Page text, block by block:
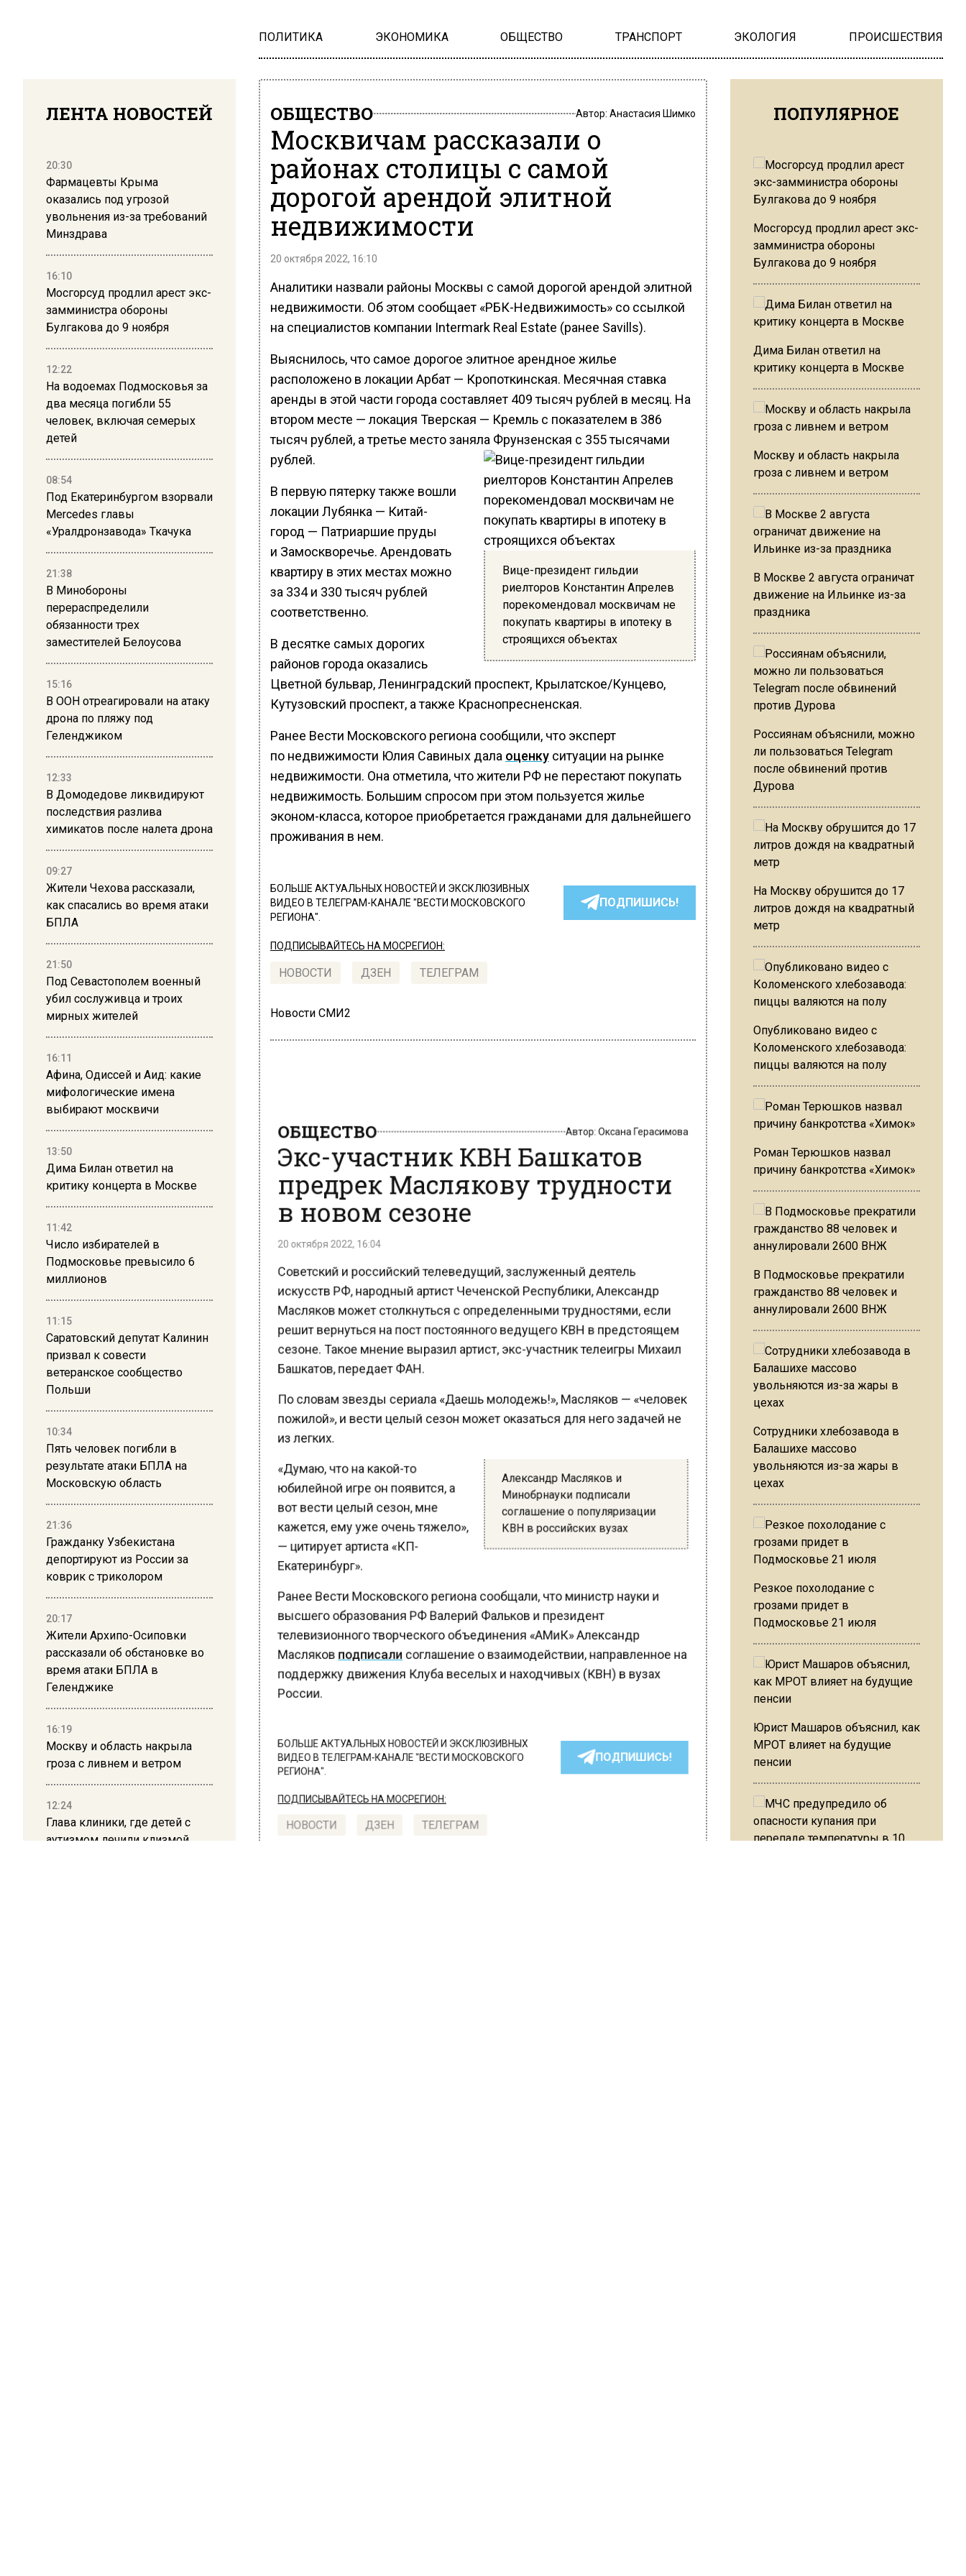
ПОЛИТИКА ЭКОНОМИКА ОБЩЕСТВО ТРАНСПОРТ ЭКОЛОГИЯ ПРОИСШЕСТВИЯ
ЛЕНТА НОВОСТЕЙ
20:30
Фармацевты Крыма
оказались под угрозой
увольнения из-за требований
Минздрава
16:10
Мосгорсуд продлил арест экс-
замминистра обороны
Булгакова до 9 ноября
12:22
На водоемах Подмосковья за
два месяца погибли 55
человек, включая семерых
детей
08:54
Под Екатеринбургом взорвали
Mercedes главы
«Уралдронзавода» Ткачука
21:38
В Минобороны
перераспределили
обязанности трех
заместителей Белоусова
15:16
В ООН отреагировали на атаку
дрона по пляжу под
Геленджиком
12:33
В Домодедове ликвидируют
последствия разлива
химикатов после налета дрона
09:27
Жители Чехова рассказали,
как спасались во время атаки
БПЛА
21:50
Под Севастополем военный
убил сослуживца и троих
мирных жителей
16:11
Афина, Одиссей и Аид: какие
мифологические имена
выбирают москвичи
13:50
Дима Билан ответил на
критику концерта в Москве
11:42
Число избирателей в
Подмосковье превысило 6
миллионов
11:15
Саратовский депутат Калинин
призвал к совести
ветеранское сообщество
Польши
10:34
Пять человек погибли в
результате атаки БПЛА на
Московскую область
21:36
Гражданку Узбекистана
депортируют из России за
коврик с триколором
20:17
Жители Архипо-Осиповки
рассказали об обстановке во
время атаки БПЛА в
Геленджике
16:19
Москву и область накрыла
гроза с ливнем и ветром
12:24
Глава клиники, где детей с
аутизмом лечили клизмой,
ОБЩЕСТВО Автор: Анастасия Шимко
Москвичам рассказали о
районах столицы с самой
дорогой арендой элитной
недвижимости
20 октября 2022, 16:10
Аналитики назвали районы Москвы с самой дорогой арендой элитной
недвижимости. Об этом сообщает «РБК-Недвижимость» со ссылкой
на специалистов компании Intermark Real Estate (ранее Savills).
Выяснилось, что самое дорогое элитное арендное жилье
расположено в локации Арбат — Кропоткинская. Месячная ставка
аренды в этой части города составляет 409 тысяч рублей в месяц. На
втором месте — локация Тверская — Кремль с показателем в 386
тысяч рублей, а третье место заняла Фрунзенская с 355 тысячами
рублей.
Вице-президент гильдии
риелторов Константин Апрелев
порекомендовал москвичам не
покупать квартиры в ипотеку в
строящихся объектах
В первую пятерку также вошли
локации Лубянка — Китай-
город — Патриаршие пруды
и Замоскворечье. Арендовать
квартиру в этих местах можно
за 334 и 330 тысяч рублей
соответственно.
В десятке самых дорогих
районов города оказались
Цветной бульвар, Ленинградский проспект, Крылатское/Кунцево,
Кутузовский проспект, а также Краснопресненская.
Ранее Вести Московского региона сообщили, что эксперт
по недвижимости Юлия Савиных дала оценкуситуации на рынке
недвижимости. Она отметила, что жители РФ не перестают покупать
недвижимость. Большим спросом при этом пользуется жилье
эконом-класса, которое приобретается гражданами для дальнейшего
проживания в нем.
БОЛЬШЕ АКТУАЛЬНЫХ НОВОСТЕЙ И ЭКСКЛЮЗИВНЫХ
ВИДЕО В ТЕЛЕГРАМ-КАНАЛЕ "ВЕСТИ МОСКОВСКОГО
РЕГИОНА".
ПОДПИШИСЬ!
ПОДПИСЫВАЙТЕСЬ НА МОСРЕГИОН:
НОВОСТИ ДЗЕН ТЕЛЕГРАМ
Новости СМИ2
Экс-участник КВН Башкатов
предрек Маслякову трудности
в новом сезоне
искусств РФ, народный артист Чеченской Республики, Александр
Масляков может столкнуться с определенными трудностями, если
решит вернуться на пост постоянного ведущего КВН в предстоящем
сезоне. Такое мнение выразил артист, экс-участник телеигры Михаил
Башкатов, передает ФАН.
По словам звезды сериала «Даешь молодежь!», Масляков — «человек
пожилой», и вести целый сезон может оказаться для него задачей не
из легких.
Александр Масляков и
Минобрнауки подписали
соглашение о популяризации
КВН в российских вузах
«Думаю, что на какой-то
юбилейной игре он появится, а
вот вести целый сезон, мне
кажется, ему уже очень тяжело»,
— цитирует артиста «КП-
Екатеринбург».
Ранее Вести Московского региона сообщали, что министр науки и
высшего образования РФ Валерий Фальков и президент
телевизионного творческого объединения «АМиК» Александр
Масляковподписалисоглашение о взаимодействии, направленное на
поддержку движения Клуба веселых и находчивых (КВН) в вузах
России.
БОЛЬШЕ АКТУАЛЬНЫХ НОВОСТЕЙ И ЭКСКЛЮЗИВНЫХ
ВИДЕО В ТЕЛЕГРАМ-КАНАЛЕ "ВЕСТИ МОСКОВСКОГО
РЕГИОНА".
ПОДПИШИСЬ!
ПОДПИСЫВАЙТЕСЬ НА МОСРЕГИОН:
НОВОСТИ ДЗЕН ТЕЛЕГРАМ
ПОПУЛЯРНОЕ
Мосгорсуд продлил арест экс-
замминистра обороны
Булгакова до 9 ноября
Дима Билан ответил на
критику концерта в Москве
Москву и область накрыла
гроза с ливнем и ветром
В Москве 2 августа ограничат
движение на Ильинке из-за
праздника
Россиянам объяснили, можно
ли пользоваться Telegram
после обвинений против
Дурова
На Москву обрушится до 17
литров дождя на квадратный
метр
Опубликовано видео с
Коломенского хлебозавода:
пиццы валяются на полу
Роман Терюшков назвал
причину банкротства «Химок»
В Подмосковье прекратили
гражданство 88 человек и
аннулировали 2600 ВНЖ
Сотрудники хлебозавода в
Балашихе массово
увольняются из-за жары в
цехах
Резкое похолодание с
грозами придет в
Подмосковье 21 июля
Юрист Машаров объяснил, как
МРОТ влияет на будущие
пенсии